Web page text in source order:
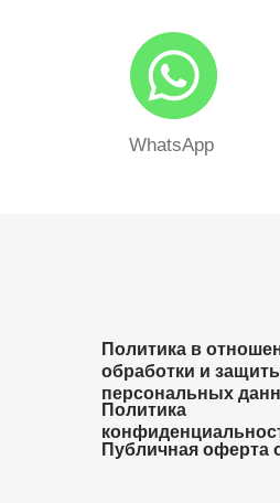
WhatsApp
Политика в
обработки и
персональных
Политика
Публичная оферта